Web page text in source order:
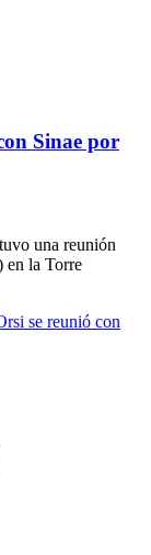
Sinae por
una reunión
en la Torre
se reunió con